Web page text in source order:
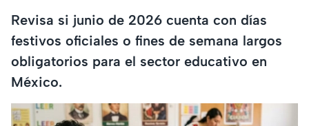
Revisa si junio de 2026 cuenta con días
festivos oficiales o fines de semana largos
obligatorios para el sector educativo en
México.